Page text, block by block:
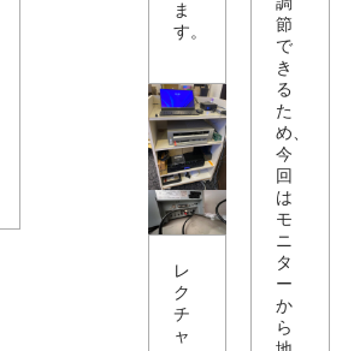
ま
す。
レ
ク
チ
ャ
節
で
き
る
た
め、
今
回
は
モ
ニ
タ
ー
か
ら